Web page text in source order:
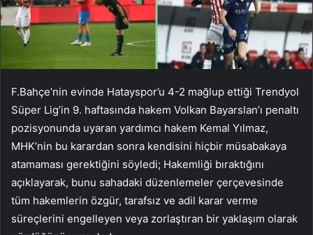
F.Bahçe’nin evinde Hatayspor’u 4-2 mağlup ettiği Trendyol
Süper Lig’in 9. haftasında hakem Volkan Bayarslan’ı penaltı
pozisyonunda uyaran yardımcı hakem Kemal Yılmaz,
MHK’nin bu karardan sonra kendisini hiçbir müsabakaya
atamaması gerektiğini söyledi; Hakemliği bıraktığını
açıklayarak, bunu sahadaki düzenlemeler çerçevesinde
tüm hakemlerin özgür, tarafsız ve adil karar verme
süreçlerini engelleyen veya zorlaştıran bir yaklaşım olarak